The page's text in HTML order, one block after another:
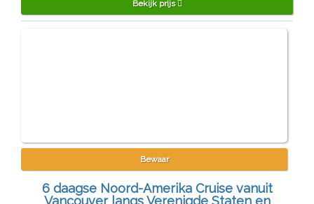
Bekijk prijs
Bewaar
6 daagse Noord-Amerika Cruise vanuit
Vancouver langs Verenigde Staten en